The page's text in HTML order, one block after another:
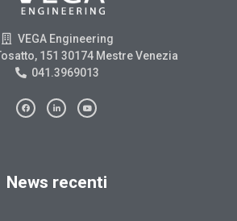
VEGA Engineering
151 30174 Mestre Venezia
041.3969013
News recenti